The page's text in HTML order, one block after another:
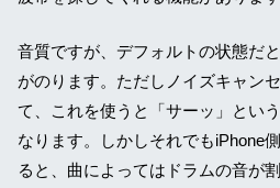
音質ですが、デフォルトの状態だ
がのります。ただしノイズキャン
て、これを使うと「サーッ」とい
なります。しかしそれでもiPhone
ると、曲によってはドラムの音が